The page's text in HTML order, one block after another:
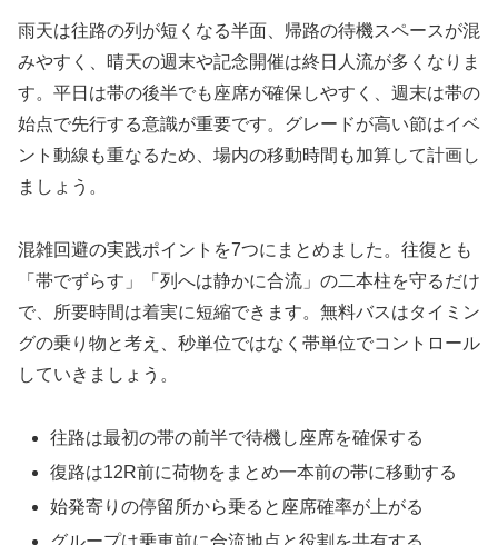
雨天は往路の列が短くなる半面、帰路の待機スペースが混
みやすく、晴天の週末や記念開催は終日人流が多くなりま
す。平日は帯の後半でも座席が確保しやすく、週末は帯の
始点で先行する意識が重要です。グレードが高い節はイベ
ント動線も重なるため、場内の移動時間も加算して計画し
ましょう。
混雑回避の実践ポイントを7つにまとめました。往復とも
「帯でずらす」「列へは静かに合流」の二本柱を守るだけ
で、所要時間は着実に短縮できます。無料バスはタイミン
グの乗り物と考え、秒単位ではなく帯単位でコントロール
していきましょう。
往路は最初の帯の前半で待機し座席を確保する
復路は12R前に荷物をまとめ一本前の帯に移動する
始発寄りの停留所から乗ると座席確率が上がる